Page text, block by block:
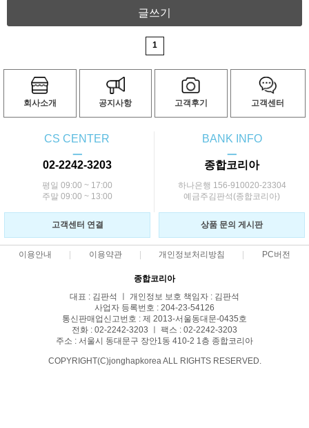
글쓰기
1
회사소개 공지사항 고객후기 고객센터
CS CENTER
ㅡ
02-2242-3203
평일 09:00 ~ 17:00
주말 09:00 ~ 13:00
BANK INFO
ㅡ
종합코리아
하나은행 156-910020-23304
예금주김판석(종합코리아)
고객센터 연결 상품 문의 게시판
이용안내 이용약관 개인정보처리방침 PC버전
종합코리아
대표 : 김판석 ㅣ 개인정보 보호 책임자 : 김판석
사업자 등록번호 : 204-23-54126
통신판매업신고번호 : 제 2013-서울동대문-0435호
전화 : 02-2242-3203 ㅣ 팩스 : 02-2242-3203
주소 : 서울시 동대문구 장안1동 410-2 1층 종합코리아
COPYRIGHT(C)jonghapkorea ALL RIGHTS RESERVED.